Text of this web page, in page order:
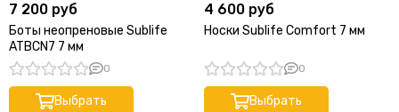
7 200 руб
Боты неопреновые Sublife
ATBCN7 7 мм
0
Выбрать
4 600 руб
Носки Sublife Comfort 7 мм
0
Выбрать